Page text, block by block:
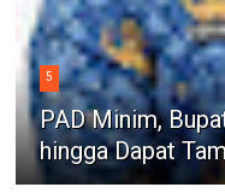
5
PAD Minim,
hingga Dapat